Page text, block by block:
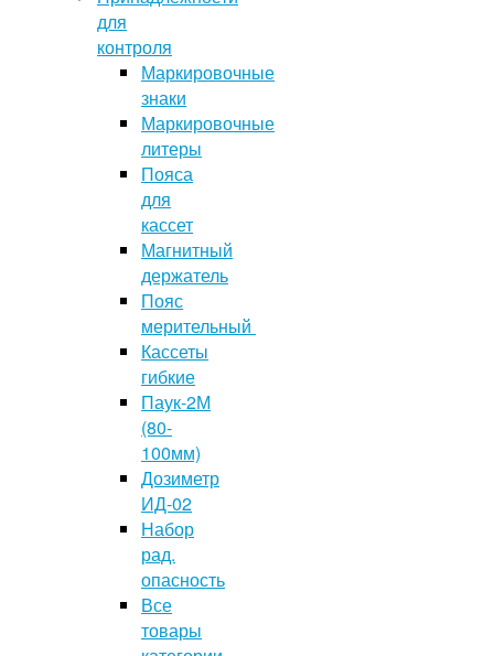
для
контроля
Маркировочные
знаки
Маркировочные
литеры
Пояса
для
кассет
Магнитный
держатель
Пояс
мерительный
Кассеты
гибкие
Паук-2М
(80-
100мм)
Дозиметр
ИД-02
Набор
рад.
опасность
Все
товары